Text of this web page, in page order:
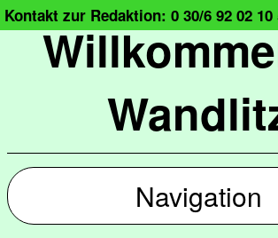
Kontakt zur Redaktion: 0 30/6 92 02 10
Navigation